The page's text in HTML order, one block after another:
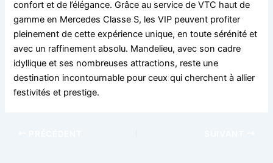
confort et de l’élégance. Grâce au service de VTC haut de
gamme en Mercedes Classe S, les VIP peuvent profiter
pleinement de cette expérience unique, en toute sérénité et
avec un raffinement absolu. Mandelieu, avec son cadre
idyllique et ses nombreuses attractions, reste une
destination incontournable pour ceux qui cherchent à allier
festivités et prestige.